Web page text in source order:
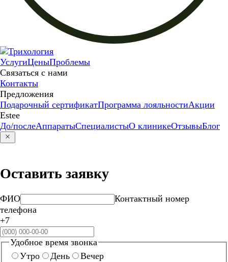
УслугиЦеныПроблемы
Связаться с нами
Контакты
Предложения
Подарочный сертификатПрограмма лояльностиАкции
Estee
До/послеАппаратыСпециалистыО клиникеОтзывыБлог
Оставить заявку
ФИО
Контактный номер
телефона
+7
Удобное время звонка
Утро
День Вечер